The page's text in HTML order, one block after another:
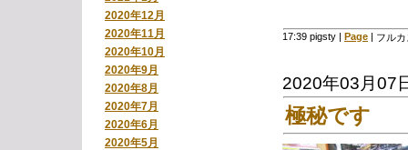
2020年12月
2020年11月
2020年10月
2020年9月
2020年8月
2020年7月
2020年6月
2020年5月
17:39 pigsty Page フル
2020年03月07
極秘です